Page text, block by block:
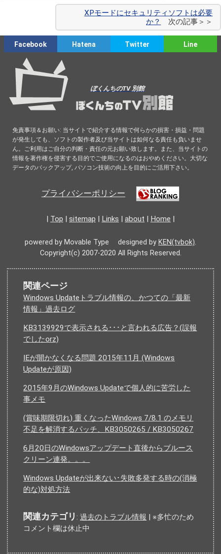
XPモードにセキュリティソフトは必要
か？
次の記事＞＞
Facebook Hatena Twitter Line
ぼくんちのTV 別館
免責事項＆お願い: 当サイトで紹介する情報で何らかの損害・損益・問題
が発生しても、ソフトの製作者及び当サイトは如何なる責任も負いませ
ん。ご利用はご自分の判断・責任の元お願い致します。また、当サイトの
情報を著作権を侵害する目的でご使用になるのはおやめください。大切な
データのバックアップ, パソコン技術の向上を目的にご活用下さい。
プライバシーポリシー
| Top | sitemap | Links | about | Home |
powered by Movable Type designed by KEN(tvbok)
Copyright(c) 2007-2020 All Rights Reserved.
関連ページ
Windows Updateトラブル情報の、かつての「最新
情報」過去ログ
KB3139929で表示される･･･と言われる広告？(誤報
でしたorz)
IEが開かなくなる問題 2015年11月 (Windows
Updateが原因)
2015年9月のWindows Updateで個人的に苦労した
事メモ
(賞味期限切れ) 重くなったWindows 7/8.1 のメモリ
不足を解消するパッチ、KB3050265 / KB3050267
6月20日のWindowsアップデート直後からブルース
クリーン連発。。。
Windows Updateが出来ない･失敗多発する時の(消極
的な)対処方法
関連カテゴリ:過去のトラブル情報 | ※多忙のため
コメント欄は休止中